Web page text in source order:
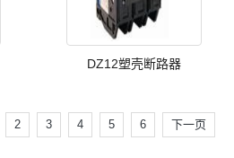
DZ12塑壳断路器
2 3 4 5 6 下一页